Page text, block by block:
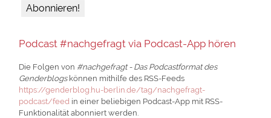
Podcast #nachgefragt via Podcast-App hören
Die Folgen von #nachgefragt - Das Podcastformat des
Genderblogskönnen mithilfe des RSS-Feeds
https://genderblog.hu-berlin.de/tag/nachgefragt-
podcast/feed in einer beliebigen Podcast-App mit RSS-
Funktionalität abonniert werden.